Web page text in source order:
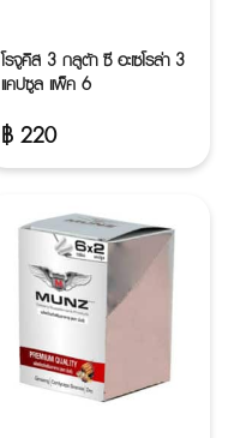
โรจูคิส 3 กลูต้า ซี อะเซโรล่า 3
แคปซูล แพ็ค 6
฿220